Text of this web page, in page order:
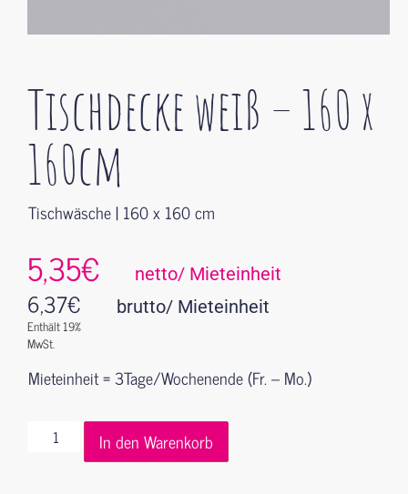
Tischdecke weiß – 160 x
160cm
Tischwäsche | 160 x 160 cm
5,35€ netto/ Mieteinheit
6,37€
Enthält 19%
MwSt.
brutto/ Mieteinheit
Mieteinheit = 3Tage/Wochenende (Fr. – Mo.)
In den Warenkorb